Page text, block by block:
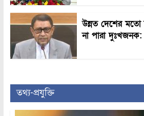
উন্নত দেশের মতো
না পারা দুঃখজনক:
তথ্য-প্রযুক্তি